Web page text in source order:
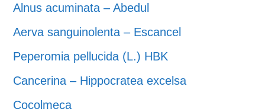
Alnus acuminata – Abedul
Aerva sanguinolenta – Escancel
Peperomia pellucida (L.) HBK
Cancerina – Hippocratea excelsa
Cocolmeca